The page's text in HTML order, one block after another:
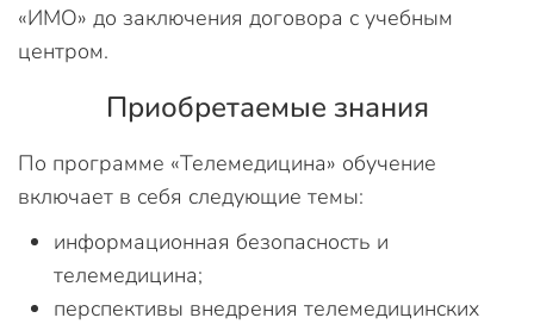
«ИМО» до заключения договора с учебным
центром.
Приобретаемые знания
По программе «Телемедицина» обучение
включает в себя следующие темы:
информационная безопасность и
телемедицина;
перспективы внедрения телемедицинских